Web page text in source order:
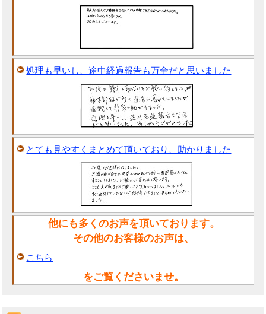
処理も早いし、途中経過報告も万全だと思いました
とても見やすくまとめて頂いており、助かりました
他にも多くのお声を頂いております。
その他のお客様のお声は、
こちら
をご覧くださいませ。